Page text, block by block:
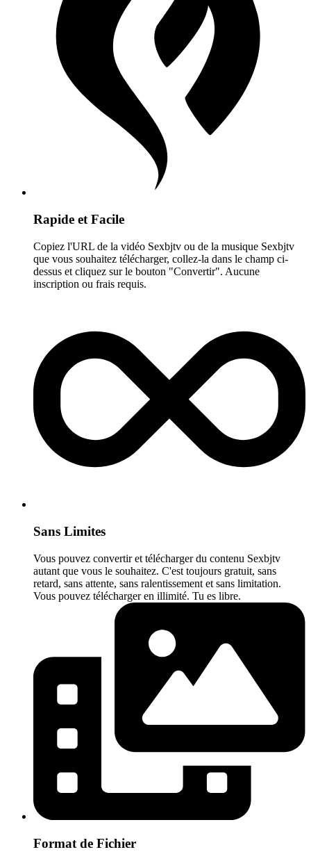
Rapide et Facile
Copiez l'URL de la vidéo Sexbjtv ou de la musique Sexbjtv
que vous souhaitez télécharger, collez-la dans le champ ci-
dessus et cliquez sur le bouton "Convertir". Aucune
inscription ou frais requis.
Sans Limites
Vous pouvez convertir et télécharger du contenu Sexbjtv
autant que vous le souhaitez. C'est toujours gratuit, sans
retard, sans attente, sans ralentissement et sans limitation.
Vous pouvez télécharger en illimité. Tu es libre.
Format de Fichier